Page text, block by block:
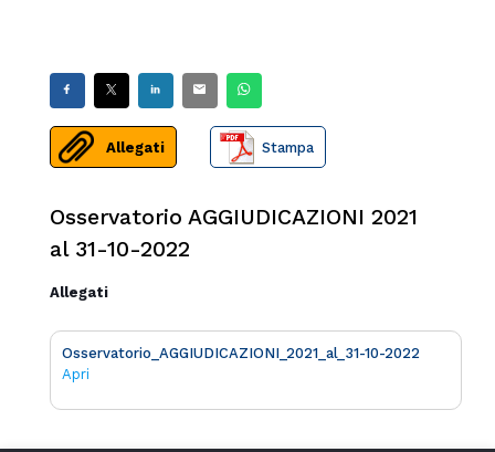
Allegati Stampa
Osservatorio AGGIUDICAZIONI 2021
al 31-10-2022
Allegati
Osservatorio_AGGIUDICAZIONI_2021_al_31-10-2022
Apri